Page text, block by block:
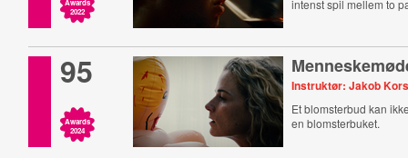
Awards
2022
intenst spil mellem to
95
Awards
2024
Instruktør: Jakob
Et blomsterbud kan
en blomsterbuket.